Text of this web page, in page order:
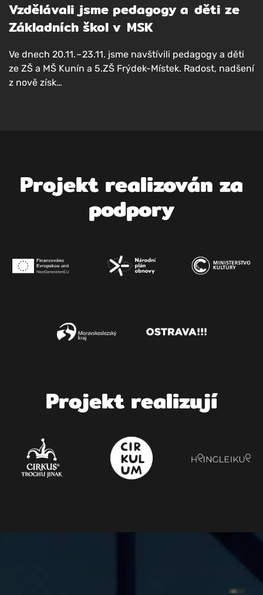
Vzdělávali jsme pedagogy a děti ze
Základních škol v MSK
Ve dnech 20.11. – 23.11. jsme navští­vi­li peda­go­gy a děti
ze ZŠ a MŠ Kunín a 5.ZŠ Frý­dek-Mís­tek. Radost, nad­še­ní
z nově získ…
Pro­jekt rea­li­zo­ván za
podpory
Pro­jekt realizují